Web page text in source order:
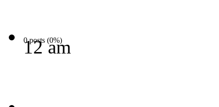
0 posts (0%)
12 am